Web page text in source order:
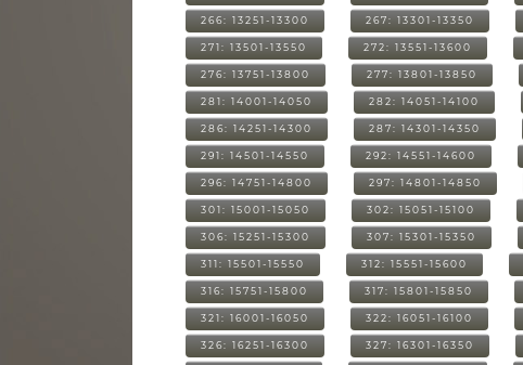
266: 13251-13300 267: 13301-13350
271: 13501-13550 272: 13551-13600
276: 13751-13800 277: 13801-13850
281: 14001-14050 282: 14051-14100
286: 14251-14300 287: 14301-14350
291: 14501-14550 292: 14551-14600
296: 14751-14800 297: 14801-14850
301: 15001-15050 302: 15051-15100
306: 15251-15300 307: 15301-15350
311: 15501-15550 312: 15551-15600
316: 15751-15800 317: 15801-15850
321: 16001-16050 322: 16051-16100
326: 16251-16300 327: 16301-16350